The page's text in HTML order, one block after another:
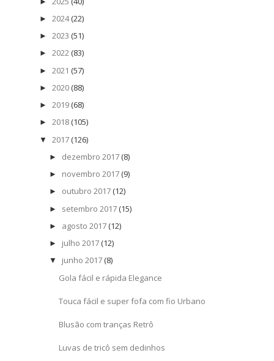
► 2024 (22)
► 2023 (51)
► 2022 (83)
► 2021 (57)
► 2020 (88)
► 2019 (68)
► 2018 (105)
▼ 2017 (126)
► dezembro 2017 (8)
► novembro 2017 (9)
► outubro 2017 (12)
► setembro 2017 (15)
► agosto 2017 (12)
► julho 2017 (12)
▼ junho 2017 (8)
Gola fácil e rápida Elegance
Touca fácil e super fofa com fio Urbano
Blusão com tranças Retrô
Luvas de tricô sem dedinhos